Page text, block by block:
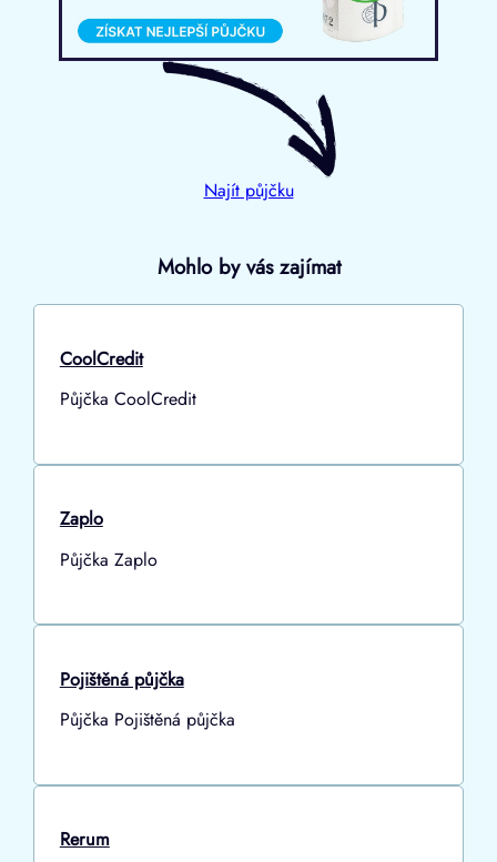
Najít půjčku
Mohlo by vás zajímat
CoolCredit
Půjčka CoolCredit
Zaplo
Půjčka Zaplo
Pojištěná půjčka
Půjčka Pojištěná půjčka
Rerum